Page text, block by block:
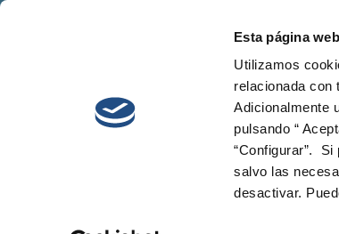
Esta página
Utilizamos
relacionada con
Adicionalmente
pulsando “
“Configurar”.
salvo las
desactivar.
Cetaqua